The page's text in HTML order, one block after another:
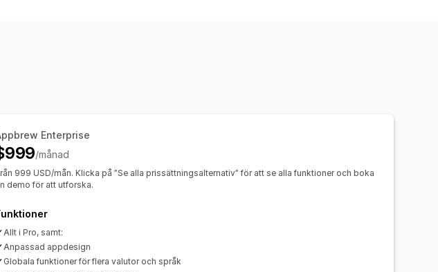
meddelanden
Enterprise
/månad
999 USD/mån. Klicka på ”Se alla prissättningsalternativ” för att se alla funktioner och boka
demo för att utforska.
Allt i Pro, samt:
Anpassad appdesign
Globala funktioner för flera valutor och språk